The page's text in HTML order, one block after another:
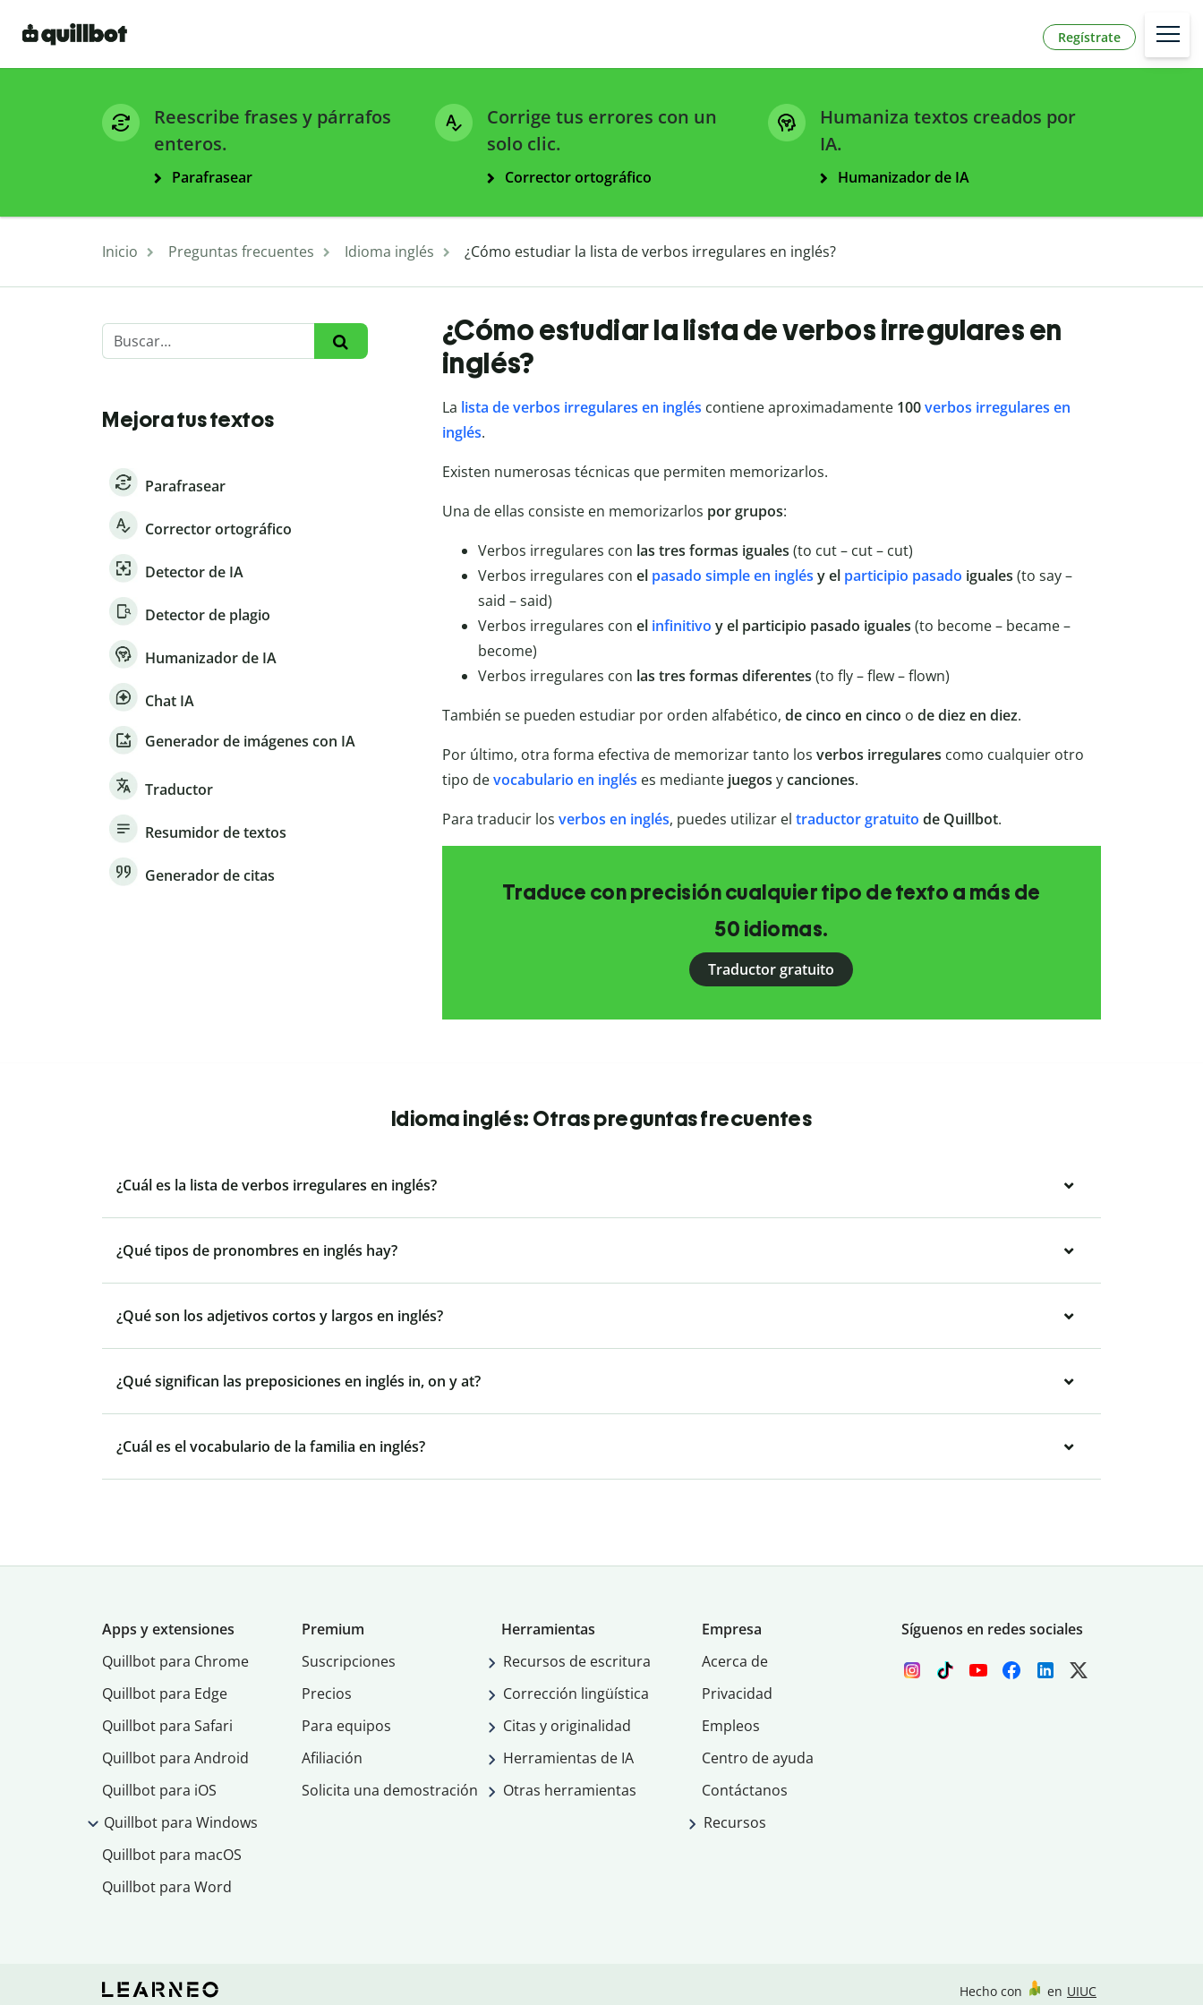
Regístrate
Reescribe frases y párrafos
enteros.
Parafrasear
Corrige tus errores con un
solo clic.
Corrector ortográfico
Humaniza textos creados por
IA.
Humanizador de IA
Inicio Preguntas frecuentes Idioma inglés ¿Cómo estudiar la lista de verbos irregulares en inglés?
Mejora tus textos
Parafrasear
Corrector ortográfico
Detector de IA
Detector de plagio
Humanizador de IA
Chat IA
Generador de imágenes con IA
Traductor
Resumidor de textos
Generador de citas
¿Cómo estudiar la lista de verbos irregulares en
inglés?
La lista de verbos irregulares en inglés contiene aproximadamente 100verbos irregulares en
inglés.
Existen numerosas técnicas que permiten memorizarlos.
Una de ellas consiste en memorizarlos por grupos:
Verbos irregulares con las tres formas iguales (to cut – cut – cut)
Verbos irregulares con el pasado simple en inglés y el participio pasado iguales (to say –
said – said)
Verbos irregulares con el infinitivo y el participio pasado iguales (to become – became –
become)
Verbos irregulares con las tres formas diferentes (to fly – flew – flown)
También se pueden estudiar por orden alfabético, de cinco en cinco o de diez en diez.
Por último, otra forma efectiva de memorizar tanto los verbos irregulares como cualquier otro
tipo devocabulario en inglés es mediante juegos ycanciones.
Para traducir los verbos en inglés, puedes utilizar el traductor gratuito de Quillbot.
Traduce con precisión cualquier tipo de texto a más de
50 idiomas.
Traductor gratuito
Idioma inglés: Otras preguntas frecuentes
¿Cuál es la lista de verbos irregulares en inglés?
¿Qué tipos de pronombres en inglés hay?
¿Qué son los adjetivos cortos y largos en inglés?
¿Qué significan las preposiciones en inglés in, on y at?
¿Cuál es el vocabulario de la familia en inglés?
Apps y extensiones
Quillbot para Chrome
Quillbot para Edge
Quillbot para Safari
Quillbot para Android
Quillbot para iOS
Quillbot para Windows
Quillbot para macOS
Quillbot para Word
Premium
Suscripciones
Precios
Para equipos
Afiliación
Solicita una demostración
Herramientas
Recursos de escritura
Corrección lingüística
Citas y originalidad
Herramientas de IA
Otras herramientas
Empresa
Acerca de
Privacidad
Empleos
Centro de ayuda
Contáctanos
Recursos
Síguenos en redes sociales
Hecho con en UIUC